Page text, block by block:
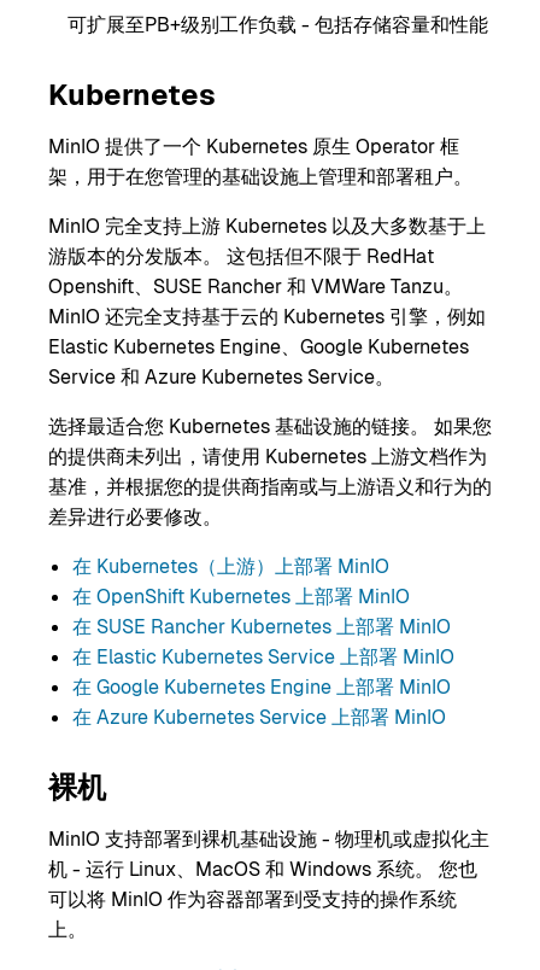
可扩展至PB+级别工作负载 - 包括存储容量和性能
Kubernetes
MinIO 提供了一个 Kubernetes 原生 Operator 框
架，用于在您管理的基础设施上管理和部署租户。
MinIO 完全支持上游 Kubernetes 以及大多数基于上
游版本的分发版本。 这包括但不限于 RedHat
Openshift、SUSE Rancher 和 VMWare Tanzu。
MinIO 还完全支持基于云的 Kubernetes 引擎，例如
Elastic Kubernetes Engine、Google Kubernetes
Service 和 Azure Kubernetes Service。
选择最适合您 Kubernetes 基础设施的链接。 如果您
的提供商未列出，请使用 Kubernetes 上游文档作为
基准，并根据您的提供商指南或与上游语义和行为的
差异进行必要修改。
在 Kubernetes（上游）上部署 MinIO
在 OpenShift Kubernetes 上部署 MinIO
在 SUSE Rancher Kubernetes 上部署 MinIO
在 Elastic Kubernetes Service 上部署 MinIO
在 Google Kubernetes Engine 上部署 MinIO
在 Azure Kubernetes Service 上部署 MinIO
裸机
MinIO 支持部署到裸机基础设施 - 物理机或虚拟化主
机 - 运行 Linux、MacOS 和 Windows 系统。 您也
可以将 MinIO 作为容器部署到受支持的操作系统
上。